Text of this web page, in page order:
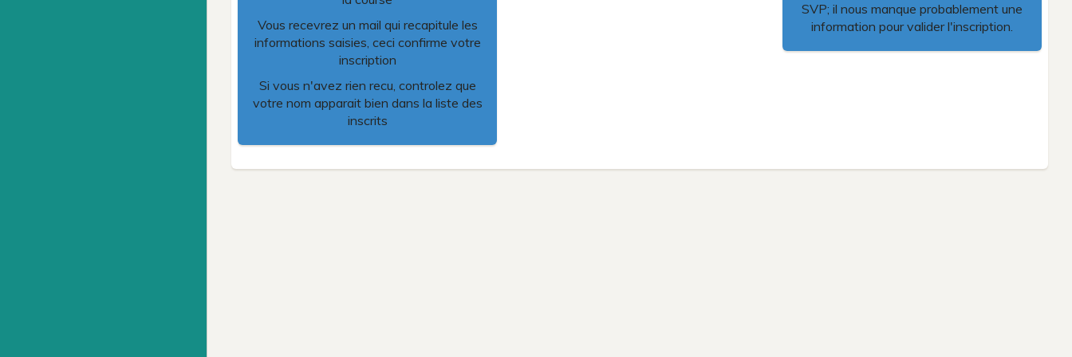
Vous recevrez un mail qui recapitule les
informations saisies, ceci confirme votre
inscription
Si vous n'avez rien recu, controlez que
votre nom apparait bien dans la liste des
inscrits
SVP; il nous manque probablement une
information pour valider l'inscription.